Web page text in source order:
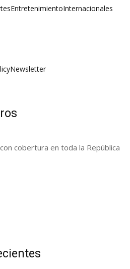
EntretenimientoInternacionales
Newsletter
cobertura en toda la República